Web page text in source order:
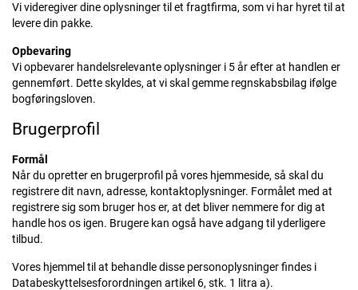
Vi videregiver dine oplysninger til et fragtfirma, som vi har hyret til at
levere din pakke.
Opbevaring
Vi opbevarer handelsrelevante oplysninger i 5 år efter at handlen er
gennemført. Dette skyldes, at vi skal gemme regnskabsbilag ifølge
bogføringsloven.
Brugerprofil
Formål
Når du opretter en brugerprofil på vores hjemmeside, så skal du
registrere dit navn, adresse, kontaktoplysninger. Formålet med at
registrere sig som bruger hos er, at det bliver nemmere for dig at
handle hos os igen. Brugere kan også have adgang til yderligere
tilbud.
Vores hjemmel til at behandle disse personoplysninger findes i
Databeskyttelsesforordningen artikel 6, stk. 1 litra a).